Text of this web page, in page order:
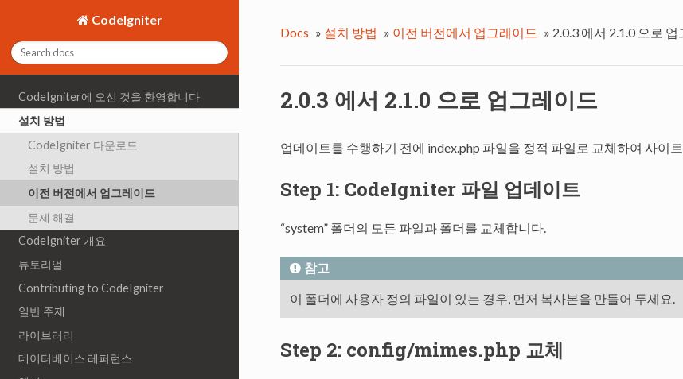
CodeIgniter
CodeIgniter에 오신 것을 환영합니다
설치 방법
CodeIgniter 다운로드
설치 방법
이전 버전에서 업그레이드
문제 해결
CodeIgniter 개요
튜토리얼
Contributing to CodeIgniter
일반 주제
라이브러리
데이터베이스 레퍼런스
Docs » 설치 방법 » 이전 버전에서 업그레이드 » 2.0.3 에서 2.1.0 으로
2.0.3 에서 2.1.0 으로 업그레이드
업데이트를 수행하기 전에 index.php 파일을 정적 파일로 교체하여 사이
Step 1: CodeIgniter 파일 업데이트
“system” 폴더의 모든 파일과 폴더를 교체합니다.
참고
이 폴더에 사용자 정의 파일이 있는 경우, 먼저 복사본을 만들어 두세요.
Step 2: config/mimes.php 교체